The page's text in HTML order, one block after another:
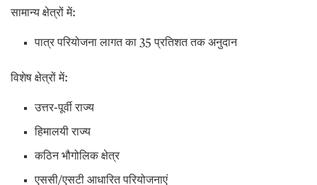
सामान्य क्षेत्रों में:
पात्र परियोजना लागत का 35 प्रतिशत तक अनुदान
विशेष क्षेत्रों में:
उत्तर-पूर्वी राज्य
हिमालयी राज्य
कठिन भौगोलिक क्षेत्र
एससी/एसटी आधारित परियोजनाएं